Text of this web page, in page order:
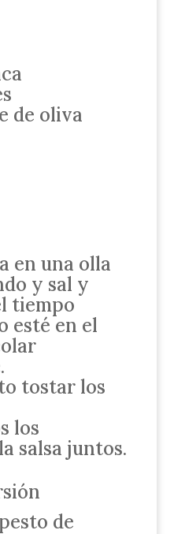
de oliva
en una olla
y sal y
tiempo
esté en el
tostar los
los
salsa juntos.
de